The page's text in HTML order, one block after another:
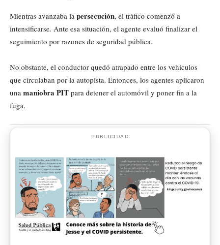
Mientras avanzaba la persecución, el tráfico comenzó a
intensificarse. Ante esa situación, el agente evaluó finalizar el
seguimiento por razones de seguridad pública.
No obstante, el conductor quedó atrapado entre los vehículos
que circulaban por la autopista. Entonces, los agentes aplicaron
una maniobra PIT para detener el automóvil y poner fin a la
fuga.
PUBLICIDAD